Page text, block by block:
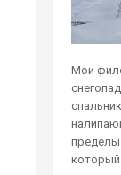
Мои
который